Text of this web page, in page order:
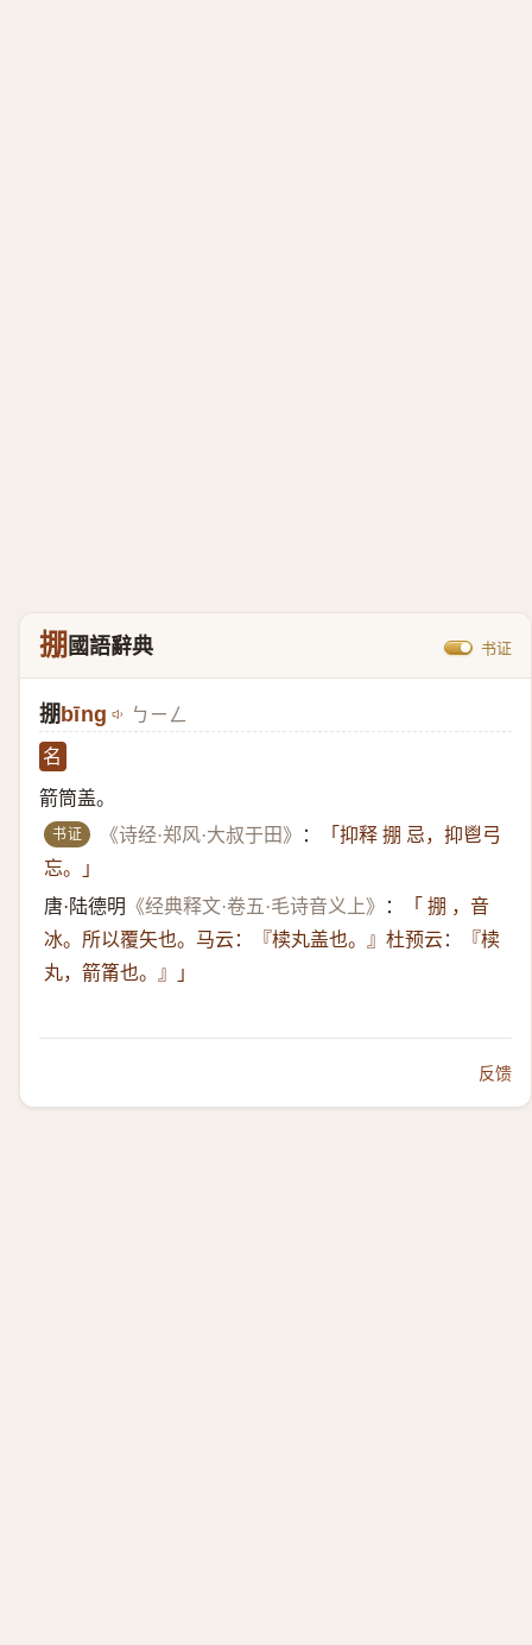
掤國語辭典 书证
掤 bīng ㄅㄧㄥ
名
箭筒盖。
书证 《诗经·郑风·大叔于田》 ：
「抑释 掤 忌，抑鬯弓
忘。」
唐·陆德明 《经典释文·卷五·毛诗音义上》 ：
「 掤 ，音
冰。所以覆矢也。马云：『椟丸盖也。』杜预云：『椟
丸，箭筩也。』」
反馈